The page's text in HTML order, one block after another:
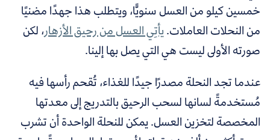
خمسين كيلو من العسل سنويًّا، ويتطلب هذا جهدًا مضنيًا
من النحلات العاملات.يأتِي العسل من رحيق الأزهار، لكن
صورته الأولى ليست هي التي يصل بها إلينا.
عندما تجد النحلة مصدرًا جيدًا للغذاء، تُقحم رأسها فيه
مُستخدمةً لسانها لسحب الرحيق بالتدريج إلى معدتها
المخصصة لتخزين العسل. يمكن للنحلة الواحدة أن تشرب